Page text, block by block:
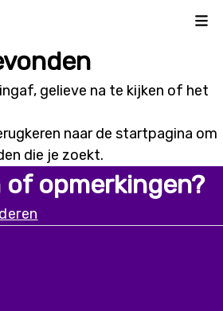
gelieve na te kijken of het
naar de startpagina om
die je zoekt.
of opmerkingen?